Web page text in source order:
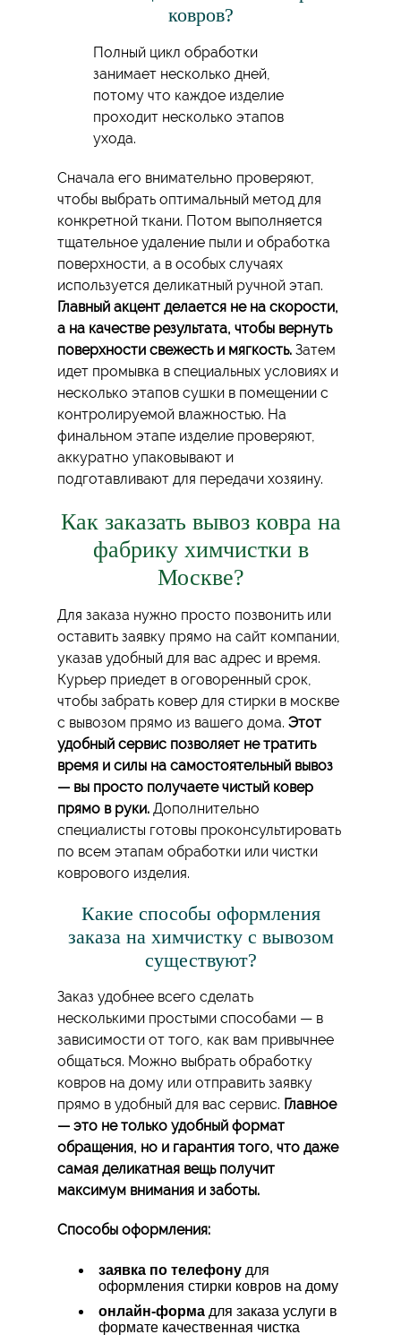
ковров?
Полный цикл обработки
занимает несколько дней,
потому что каждое изделие
проходит несколько этапов
ухода.
Сначала его внимательно проверяют,
чтобы выбрать оптимальный метод для
конкретной ткани. Потом выполняется
тщательное удаление пыли и обработка
поверхности, а в особых случаях
используется деликатный ручной этап.
Главный акцент делается не на скорости,
а на качестве результата, чтобы вернуть
поверхности свежесть и мягкость. Затем
идет промывка в специальных условиях и
несколько этапов сушки в помещении с
контролируемой влажностью. На
финальном этапе изделие проверяют,
аккуратно упаковывают и
подготавливают для передачи хозяину.
Как заказать вывоз ковра на
фабрику химчистки в
Москве?
Для заказа нужно просто позвонить или
оставить заявку прямо на сайт компании,
указав удобный для вас адрес и время.
Курьер приедет в оговоренный срок,
чтобы забрать ковер для стирки в москве
с вывозом прямо из вашего дома. Этот
удобный сервис позволяет не тратить
время и силы на самостоятельный вывоз
— вы просто получаете чистый ковер
прямо в руки. Дополнительно
специалисты готовы проконсультировать
по всем этапам обработки или чистки
коврового изделия.
Какие способы оформления
заказа на химчистку с вывозом
существуют?
Заказ удобнее всего сделать
несколькими простыми способами — в
зависимости от того, как вам привычнее
общаться. Можно выбрать обработку
ковров на дому или отправить заявку
прямо в удобный для вас сервис. Главное
— это не только удобный формат
обращения, но и гарантия того, что даже
самая деликатная вещь получит
максимум внимания и заботы.
Способы оформления:
заявка по телефону для
оформления стирки ковров на дому
онлайн-форма для заказа услуги в
формате качественная чистка